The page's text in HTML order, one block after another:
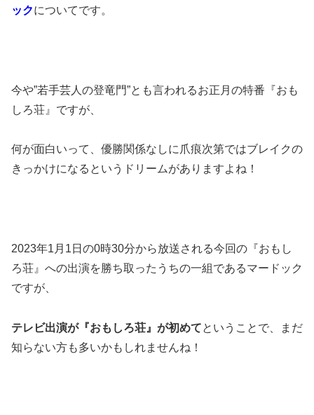
ックについてです。
今や”若手芸人の登竜門”とも言われるお正月の特番『おも
しろ荘』ですが、
何が面白いって、優勝関係なしに爪痕次第ではブレイクの
きっかけになるというドリームがありますよね！
2023年1月1日の0時30分から放送される今回の『おもし
ろ荘』への出演を勝ち取ったうちの一組であるマードック
ですが、
テレビ出演が『おもしろ荘』が初めてということで、まだ
知らない方も多いかもしれませんね！